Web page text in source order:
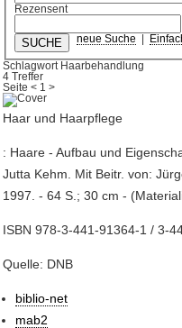
Rezensent
neue Suche
Schlagwort Haarbehandlung
4 Treffer
Seite< 1 >
Haar und Haarpflege
: Haare - Aufbau und
Jutta Kehm. Mit Beitr. von:
1997. - 64 S.; 30 cm -
ISBN 978-3-441-91364-1 / 3-
Quelle: DNB
biblio-net
mab2